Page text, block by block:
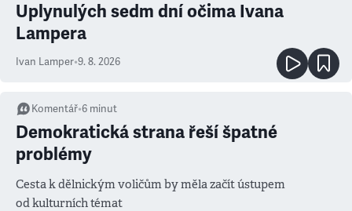
Uplynulých sedm dní očima Ivana
Lampera
Ivan Lamper•9. 8. 2026
Komentář•6 minut
Demokratická strana řeší špatné
problémy
Cesta k dělnickým voličům by měla začít ústupem
od kulturních témat